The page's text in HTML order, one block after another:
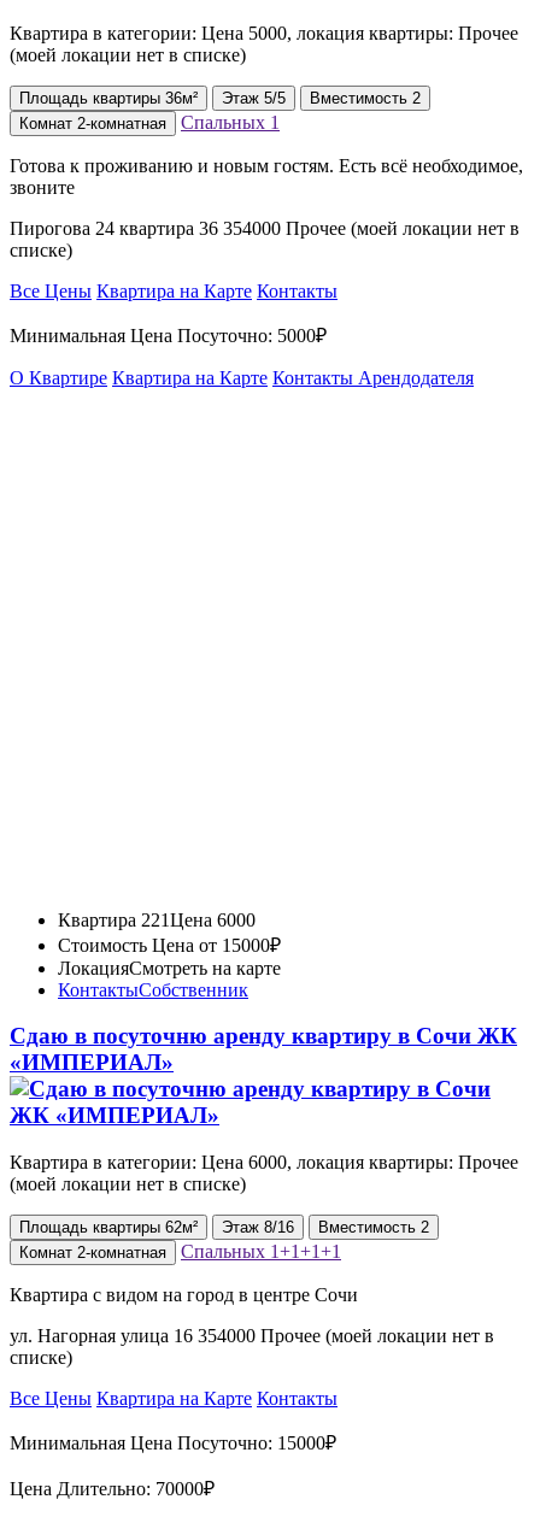
Квартира в категории: Цена 5000, локация квартиры: Прочее
(моей локации нет в списке)
Площадь квартиры 36м² Этаж 5/5 Вместимость 2
Комнат 2-комнатная Спальных 1
Готова к проживанию и новым гостям. Есть всё необходимое,
звоните
Пирогова 24 квартира 36 354000 Прочее (моей локации нет в
списке)
Все Цены Квартира на Карте Контакты
Минимальная Цена Посуточно: 5000₽
О Квартире Квартира на Карте Контакты Арендодателя
Квартира 221Цена 6000
Стоимость Цена от 15000₽
ЛокацияСмотреть на карте
КонтактыСобственник
Сдаю в посуточню аренду квартиру в Сочи ЖК
«ИМПЕРИАЛ»
Квартира в категории: Цена 6000, локация квартиры: Прочее
(моей локации нет в списке)
Площадь квартиры 62м² Этаж 8/16 Вместимость 2
Комнат 2-комнатная Спальных 1+1+1+1
Квартира с видом на город в центре Сочи
ул. Нагорная улица 16 354000 Прочее (моей локации нет в
списке)
Все Цены Квартира на Карте Контакты
Минимальная Цена Посуточно: 15000₽
Цена Длительно: 70000₽